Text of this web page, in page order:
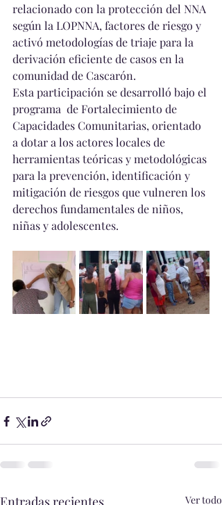
relacionado con la protección del NNA
según la LOPNNA, factores de riesgo y
activó metodologías de triaje para la
derivación eficiente de casos en la
comunidad de Cascarón.
Esta participación se desarrolló bajo el
programa  de Fortalecimiento de
Capacidades Comunitarias, orientado
a dotar a los actores locales de
herramientas teóricas y metodológicas
para la prevención, identificación y
mitigación de riesgos que vulneren los
derechos fundamentales de niños,
niñas y adolescentes.
Entradas recientes Ver todo